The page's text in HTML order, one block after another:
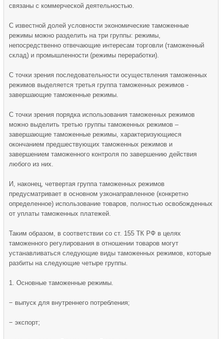
связаны с коммерческой деятельностью.
С известной долей условности экономические таможенные
режимы можно разделить на три группы: режимы,
непосредственно отвечающие интересам торговли (таможенный
склад) и промышленности (режимы переработки).
С точки зрения последовательности осуществления таможенных
режимов выделяется третья группа таможенных режимов -
завершающие таможенные режимы.
С точки зрения порядка использования таможенных режимов
можно выделить третью группы таможенных режимов –
завершающие таможенные режимы, характеризующиеся
окончанием предшествующих таможенных режимов и
завершением таможенного контроля по завершению действия
любого из них.
И, наконец, четвертая группа таможенных режимов
предусматривает в основном узконаправленное (конкретно
определенное) использование товаров, полностью освобожденных
от уплаты таможенных платежей.
Таким образом, в соответствии со ст. 155 ТК РФ в целях
таможенного регулирования в отношении товаров могут
устанавливаться следующие виды таможенных режимов, которые
разбиты на следующие четыре группы.
1. Основные таможенные режимы.
− выпуск для внутреннего потребления;
− экспорт;